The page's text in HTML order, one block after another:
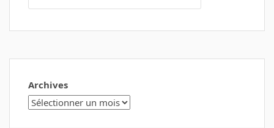
Archives